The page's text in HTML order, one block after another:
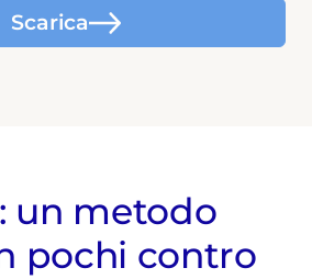
Scarica
un metodo
pochi contro